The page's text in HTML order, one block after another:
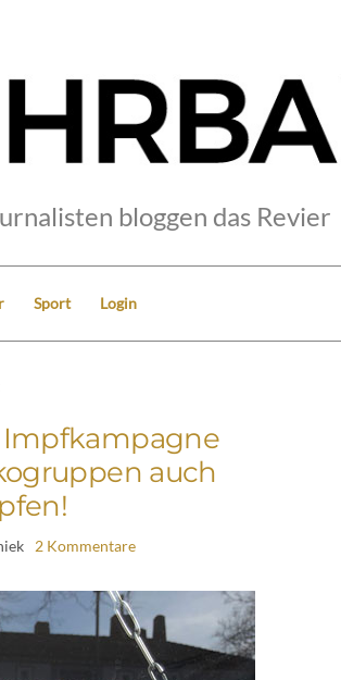
bloggen das Revier
Sport Login
auch
2 Kommentare